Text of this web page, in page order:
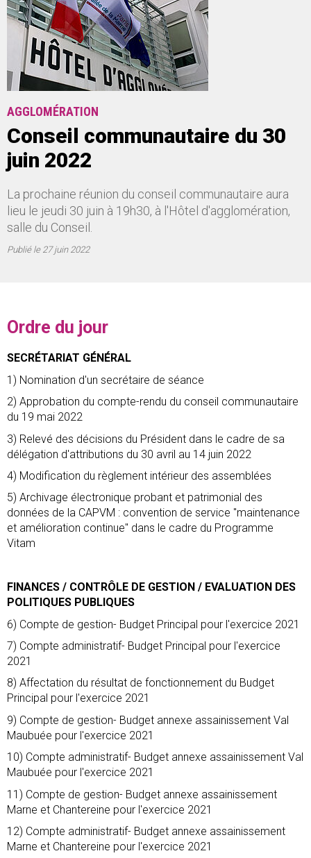
AGGLOMÉRATION
Conseil communautaire du 30
juin 2022
La prochaine réunion du conseil communautaire aura
lieu le jeudi 30 juin à 19h30, à l'Hôtel d'agglomération,
salle du Conseil.
Publié le27 juin 2022
Ordre du jour
SECRÉTARIAT GÉNÉRAL
1) Nomination d'un secrétaire de séance
2) Approbation du compte-rendu du conseil communautaire
du 19 mai 2022
3) Relevé des décisions du Président dans le cadre de sa
délégation d'attributions du 30 avril au 14 juin 2022
4) Modification du règlement intérieur des assemblées
5) Archivage électronique probant et patrimonial des
données de la CAPVM : convention de service "maintenance
et amélioration continue" dans le cadre du Programme
Vitam
FINANCES / CONTRÔLE DE GESTION / EVALUATION DES
POLITIQUES PUBLIQUES
6) Compte de gestion- Budget Principal pour l'exercice 2021
7) Compte administratif- Budget Principal pour l'exercice
2021
8) Affectation du résultat de fonctionnement du Budget
Principal pour l'exercice 2021
9) Compte de gestion- Budget annexe assainissement Val
Maubuée pour l'exercice 2021
10) Compte administratif- Budget annexe assainissement Val
Maubuée pour l'exercice 2021
11) Compte de gestion- Budget annexe assainissement
Marne et Chantereine pour l'exercice 2021
12) Compte administratif- Budget annexe assainissement
Marne et Chantereine pour l'exercice 2021